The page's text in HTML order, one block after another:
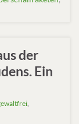
der
Ein
,